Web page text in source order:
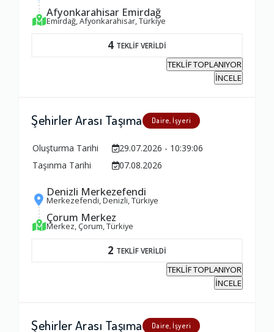
Afyonkarahisar Emirdağ
Emirdağ, Afyonkarahisar, Türkiye
4 TEKLİF VERİLDİ
TEKLİF TOPLANIYOR
İNCELE
Şehirler Arası Taşıma Daire, İşyeri
Oluşturma Tarihi
29.07.2026 - 10:39:06
Taşınma Tarihi
07.08.2026
Denizli Merkezefendi
Merkezefendi, Denizli, Türkiye
Çorum Merkez
Merkez, Çorum, Türkiye
2 TEKLİF VERİLDİ
TEKLİF TOPLANIYOR
İNCELE
Şehirler Arası Taşıma Daire, İşyeri
1.0
1.0
Zamanlama
Firma Çalışanları
Fiyatlandırma Dengesi
Yorumunuz